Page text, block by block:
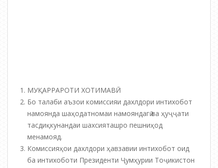
МУҚАРРАРОТИ ХОТИМАВӢ
Бо талаби аъзои комиссияи дахлдори интихобот
намоянда шаҳодатномаи намояндагӣ ва ҳуҷҷати
тасдиқкунандаи шахсияташро пешниҳод
менамояд.
Комиссияҳои дахлдори ҳавзавии интихобот оид
ба интихоботи Президенти Ҷумҳурии Тоҷикистон